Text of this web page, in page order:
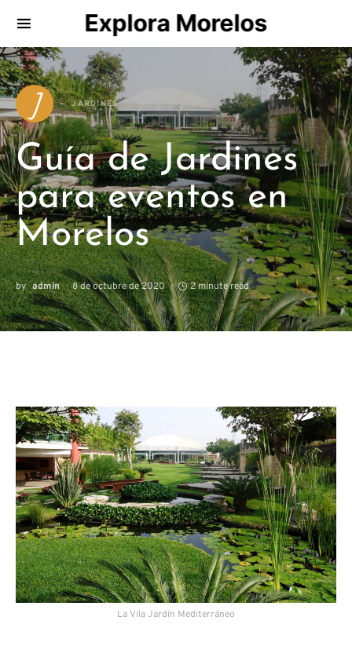
Explora Morelos
Search for:
J JARDINES
Guía de Jardines
para eventos en
Morelos
by admin 8 de octubre de 2020 2 minute read
La Vila Jardín Mediterráneo